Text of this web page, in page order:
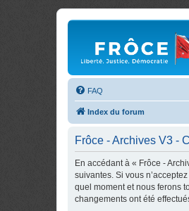
FAQ
Index du forum
Frôce - Archives V3 -
En accédant à « Frôce -
suivantes. Si vous
quel moment et nous ferons
changements ont été